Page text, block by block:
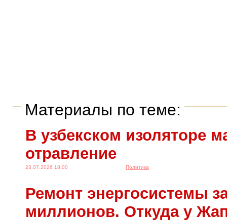
Материалы по теме:
В узбекском изоляторе
отравление
23.07.2026 18:00 Политика
Ремонт энергосистемы
миллионов. Откуда у